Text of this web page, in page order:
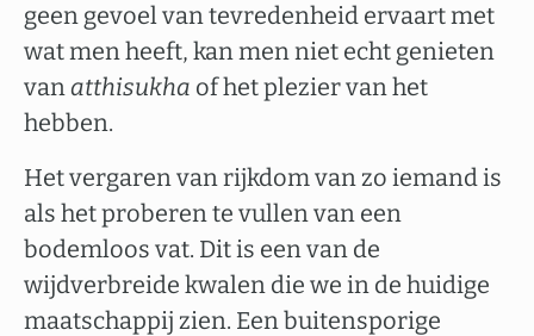
geen gevoel van tevredenheid ervaart met
wat men heeft, kan men niet echt genieten
vanatthisukha of het plezier van het
hebben.
Het vergaren van rijkdom van zo iemand is
als het proberen te vullen van een
bodemloos vat. Dit is een van de
wijdverbreide kwalen die we in de huidige
maatschappij zien. Een buitensporige